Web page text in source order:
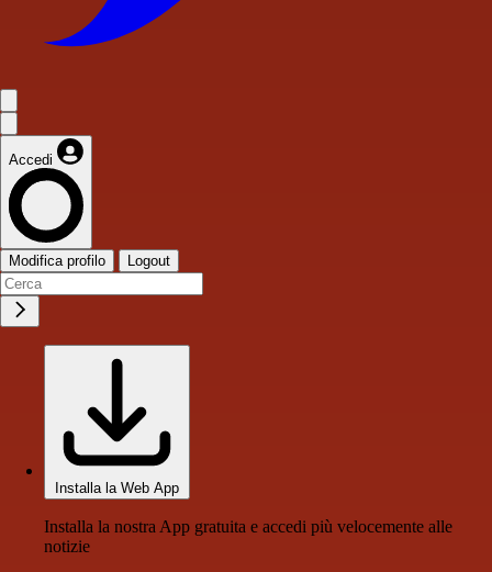
Accedi
Modifica profilo Logout
Installa la Web App
Installa la nostra App gratuita e accedi più velocemente alle
notizie